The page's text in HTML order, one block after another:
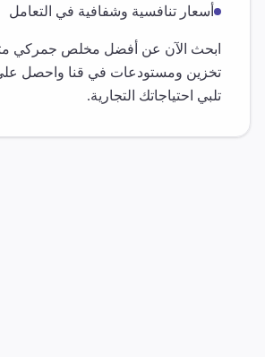
أسعار تنافسية وشفافية في التعامل
ابحث الآن عن أفضل مخلص
تخزين ومستودعات في قنا واحصل
تلبي احتياجاتك التجارية.